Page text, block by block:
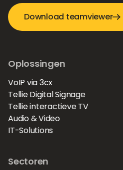
Download teamviewer
Oplossingen
VoIP via 3cx
Tellie Digital Signage
Tellie interactieve TV
Audio & Video
IT-Solutions
Sectoren